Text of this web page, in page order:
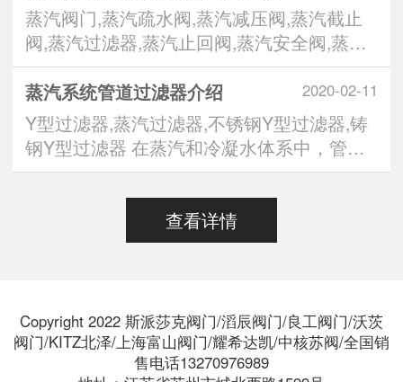
蒸汽阀门,蒸汽疏水阀,蒸汽减压阀,蒸汽截止
阀,蒸汽过滤器,蒸汽止回阀,蒸汽安全阀,蒸汽
调节···
2020-02-11
蒸汽系统管道过滤器介绍
Y型过滤器,蒸汽过滤器,不锈钢Y型过滤器,铸
钢Y型过滤器 在蒸汽和冷凝水体系中，管道
中的废···
查看详情
Copyright 2022 斯派莎克阀门/滔辰阀门/良工阀门/沃茨
阀门/KITZ北泽/上海富山阀门/耀希达凯/中核苏阀/全国销
售电话13270976989